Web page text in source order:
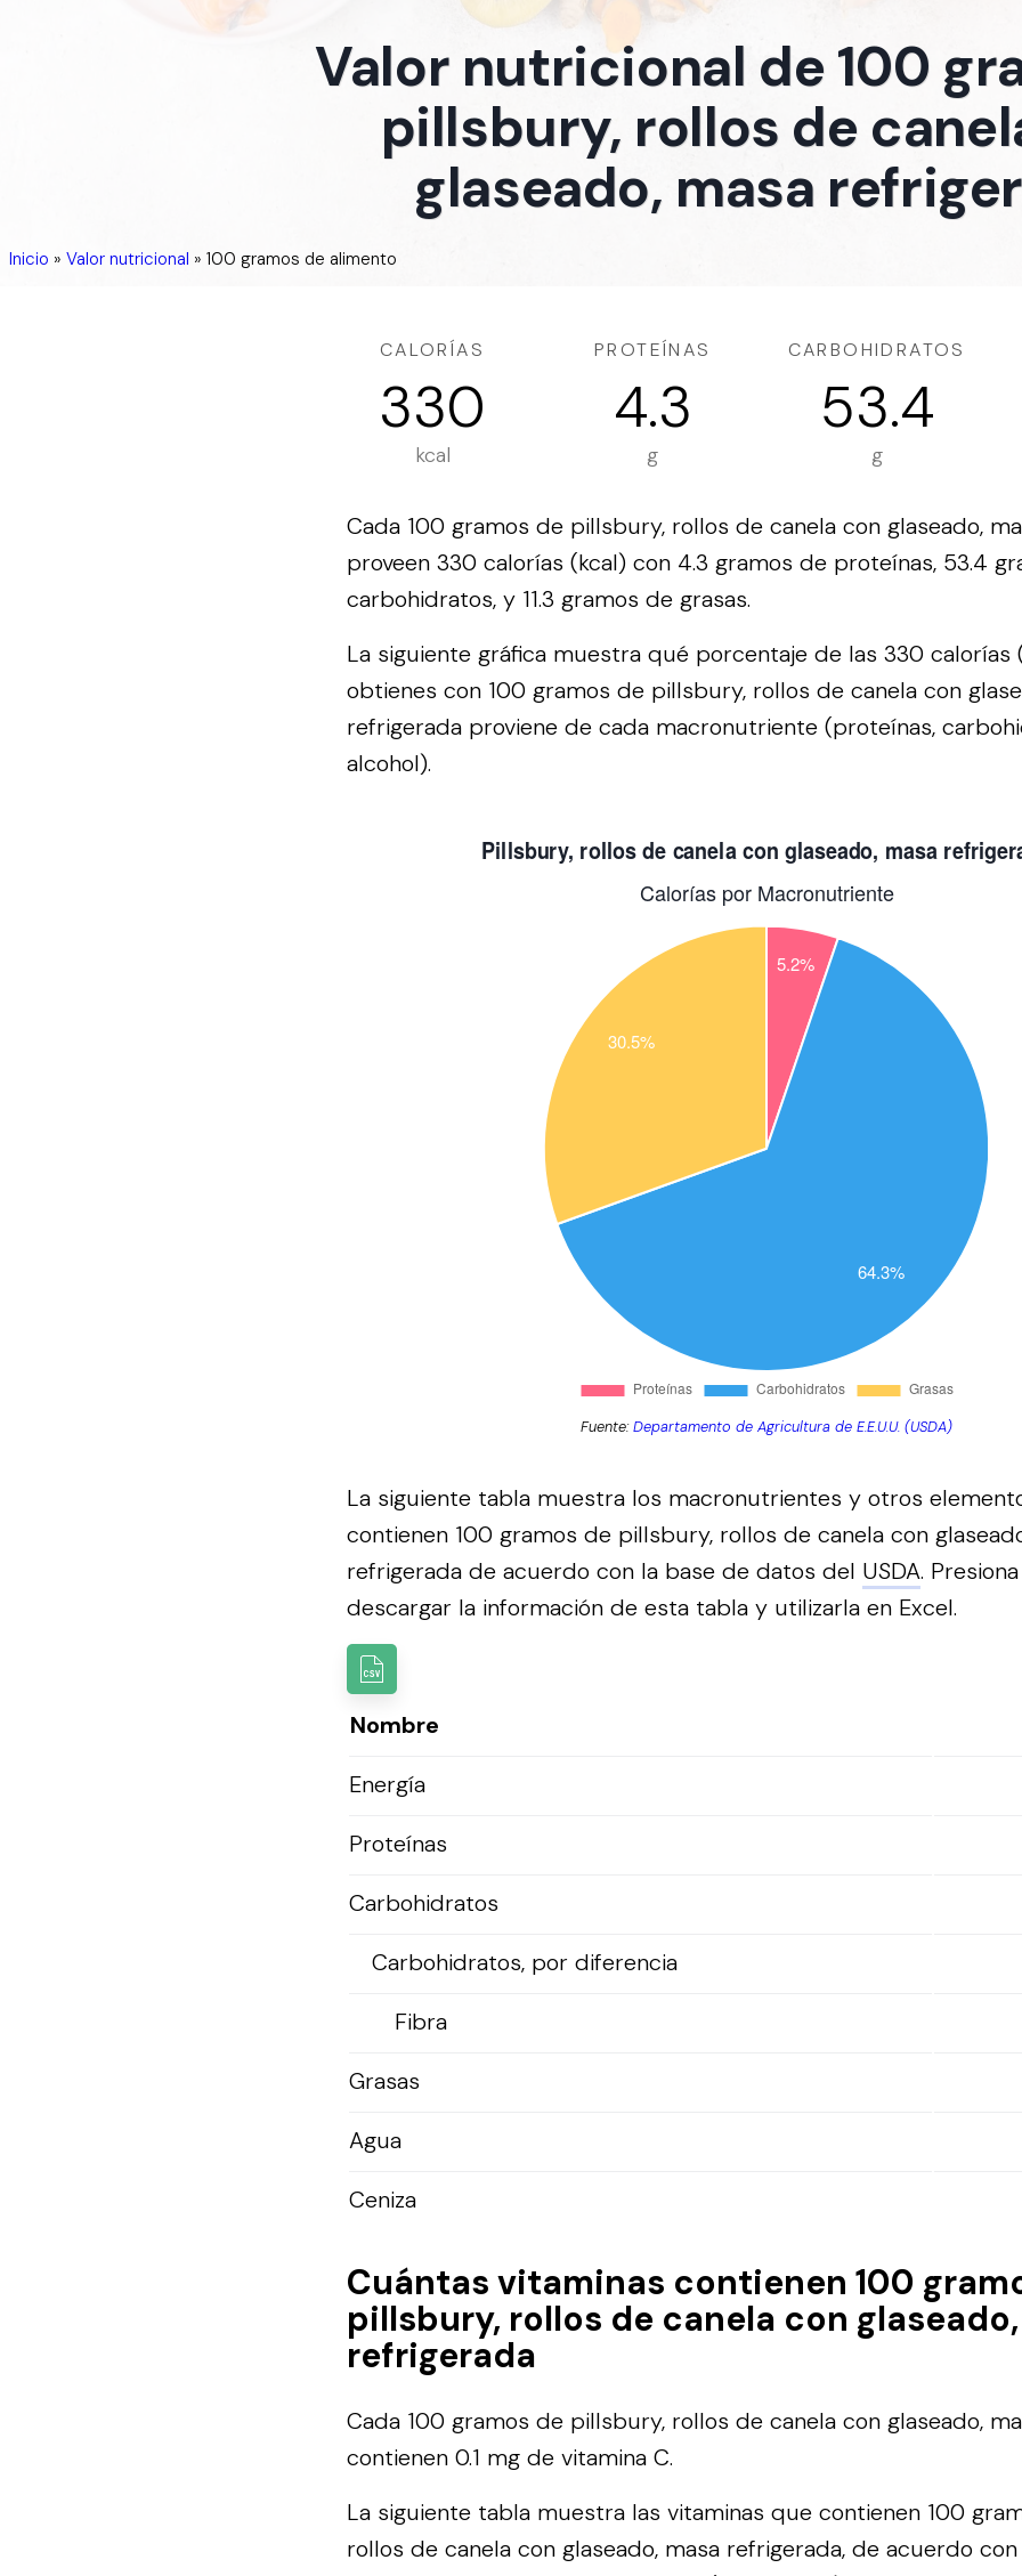
Valor nutricional de 100
pillsbury, rollos de
glaseado, masa
Inicio » Valor nutricional » 100 gramos de alimento
CALORÍAS
330
kcal
PROTEÍNAS
4.3
g
CARBOHIDRATOS
53.4
g
Cada 100 gramos de pillsbury, rollos de canela con glaseado,
proveen 330 calorías (kcal) con 4.3 gramos de proteínas, 53.4
carbohidratos, y 11.3 gramos de grasas.
La siguiente gráfica muestra qué porcentaje de las 330 calorías
obtienes con 100 gramos de pillsbury, rollos de canela con
refrigerada proviene de cada macronutriente (proteínas,
alcohol).
Fuente:Departamento de Agricultura de E.E.U.U. (USDA)
La siguiente tabla muestra los macronutrientes y otros
contienen 100 gramos de pillsbury, rollos de canela con
refrigerada de acuerdo con la base de datos del USDA.
descargar la información de esta tabla y utilizarla en Excel.
Nombre
Energía
Proteínas
Carbohidratos
Carbohidratos, por diferencia
Fibra
Grasas
Agua
Ceniza
Cuántas vitaminas contienen 100
pillsbury, rollos de canela con
refrigerada
Cada 100 gramos de pillsbury, rollos de canela con glaseado,
contienen 0.1 mg de vitamina C.
La siguiente tabla muestra las vitaminas que contienen 100
rollos de canela con glaseado, masa refrigerada, de acuerdo